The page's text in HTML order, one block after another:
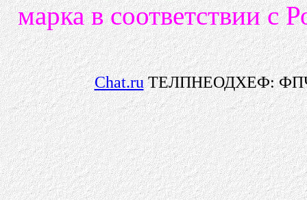
марка в соответствии с
Chat.ruТЕЛПНЕОДХЕФ: